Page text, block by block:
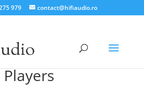
979 contact@hifiaudio.ro